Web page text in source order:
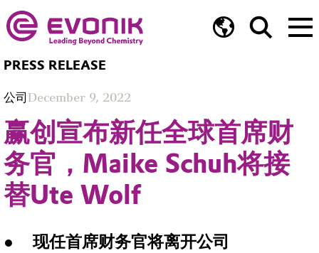
PRESS RELEASE
公司December 9, 2022
赢创宣布新任全球首席财
务官，Maike Schuh将接
替Ute Wolf
现任首席财务官将离开公司